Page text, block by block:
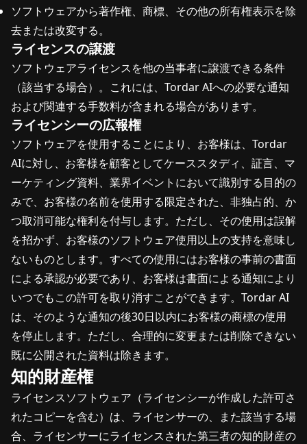
ソフトウェアから著作権、商標、その他の所有権表示を除
去または改変する。
ライセンスの譲渡
ソフトウェアライセンスを他の当事者に譲渡できる条件
（該当する場合）。これには、Tordar AIへの必要な通知
および関連する手数料が含まれる場合があります。
ライセンシーの広報権
ソフトウェアを使用することにより、お客様は、Tordar
AIに対し、お客様を顧客としてケーススタディ、証言、マ
ーケティング資料、業界イベントにおいて識別する目的の
みで、お客様の名前を使用する限定された、非独占的、か
つ取消可能な権利を付与します。ただし、その使用は誤解
を招かず、お客様のソフトウェア使用以上の支持を意味し
ないものとします。すべての使用にはお客様の事前の書面
による承認が必要であり、お客様は書面による通知により
いつでもこの許可を取り消すことができます。Tordar AI
は、そのような通知の後30日以内にお客様の商標の使用
を停止します。ただし、合理的に変更または削除できない
既に公開された資料は除きます。
知的財産権
ライセンスソフトウェア（ライセンシーが作成した許可さ
れたコピーを含む）は、ライセンサーの、また該当する場
合、ライセンサーにライセンスされた第三者の知的財産の